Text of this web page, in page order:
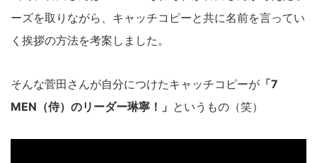
ーズを取りながら、キャッチコピーと共に名前を言ってい
く挨拶の方法を考案しました。
そんな菅田さんが自分につけたキャッチコピーが 「7
MEN（侍）のリーダー琳寧！」 というもの（笑）